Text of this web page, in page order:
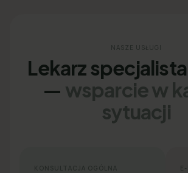
NASZE USŁUGI
Lekarz
— wsparcie w
sytuacji